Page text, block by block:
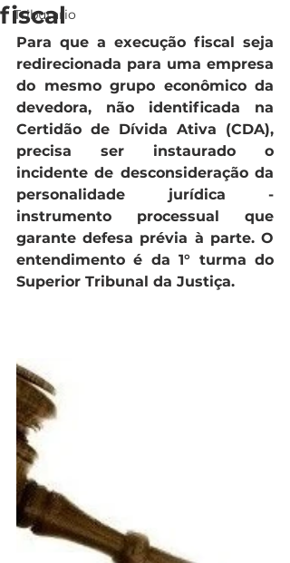
Tributario
fiscal
Para que a execução fiscal seja
redirecionada para uma empresa
do mesmo grupo econômico da
devedora, não identificada na
Certidão de Dívida Ativa (CDA),
precisa ser instaurado o
incidente de desconsideração da
personalidade jurídica -
instrumento processual que
garante defesa prévia à parte. O
entendimento é da 1° turma do
Superior Tribunal da Justiça.